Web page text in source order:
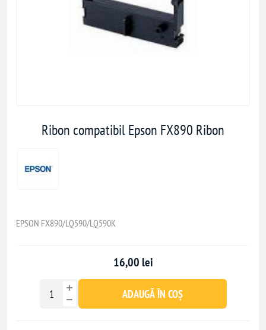
Ribon compatibil Epson FX890 Ribon
EPSON FX890/LQ590/LQ590K
16,00 lei
ADAUGĂ ÎN COȘ